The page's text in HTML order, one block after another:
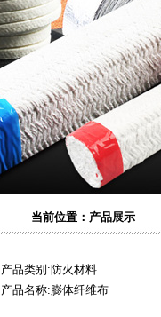
当前位置：产品展示
产品类别:防火材料
产品名称:膨体纤维布